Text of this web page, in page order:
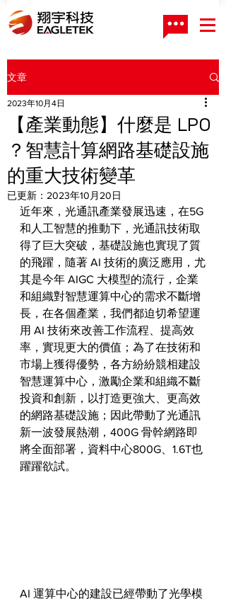
文章
【產業動態】什麼是 LPO
？智慧計算網路基礎設施
的重大技術變革
2023年10月4日
已更新： 2023年10月20日
近年來，光通訊產業發展迅速，在5G
和人工智慧的推動下，光通訊技術取
得了巨大突破，基礎設施也實現了質
的飛躍，隨著 AI 技術的廣泛應用，尤
其是今年 AIGC 大模型的流行，企業
和組織對智慧運算中心的需求不斷增
長，在各個產業，我們都迫切希望運
用 AI 技術來改善工作流程、提高效
率，實現更大的價值；為了在技術和
市場上獲得優勢，各方紛紛競相建設
智慧運算中心，激勵企業和組織不斷
投資和創新，以打造更強大、更高效
的網路基礎設施；因此帶動了光通訊
新一波發展熱潮，400G 骨幹網路即
將全面部署，資料中心800G、1.6T也
躍躍欲試。
AI 運算中心的建設已經帶動了光學模